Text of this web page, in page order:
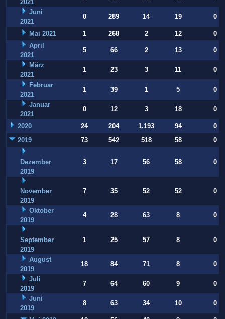
2021
Juni
2021
0 289 14 19 0
Mai 2021 1 268 2 12
0
April
2021
5 66 2 13
0
März
2021
1 23 3 11
0
Februar
2021
1 39 1 5
0
Januar
2021
0 12 3 18 0
2020 24 204 1.193 94
0
2019
73 542 518 58 0
Dezember
2019
3 17 56 58 0
November
2019
7 35 52 52 0
Oktober
2019
4 28 63 8 0
September
2019
1 25 57 8 0
August
2019
18 84 71 8
0
Juli
2019
7 64 60 9
0
Juni
2019
8 63 34 10 0